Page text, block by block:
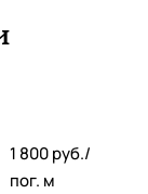
1 800 руб./
пог. м